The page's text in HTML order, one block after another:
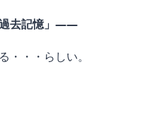
過去記憶」――
・・・らしい。